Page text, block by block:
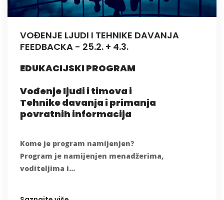
VOĐENJE LJUDI I TEHNIKE DAVANJA
FEEDBACKA - 25.2. + 4.3.
EDUKACIJSKI PROGRAM
Vođenje ljudi i timova i
Tehnike davanja i primanja
povratnih informacija
Kome je program namijenjen?
Program je namijenjen menadžerima,
voditeljima i...